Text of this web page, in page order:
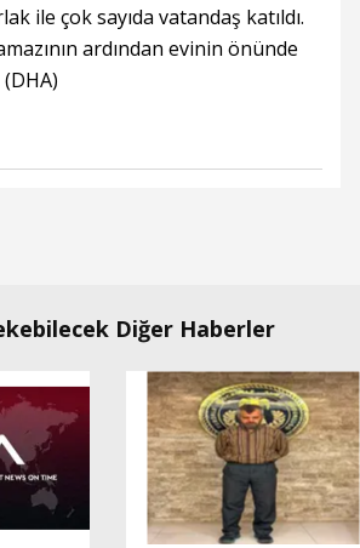
ile çok sayıda vatandaş katıldı.
ardından evinin önünde
Diğer Haberler